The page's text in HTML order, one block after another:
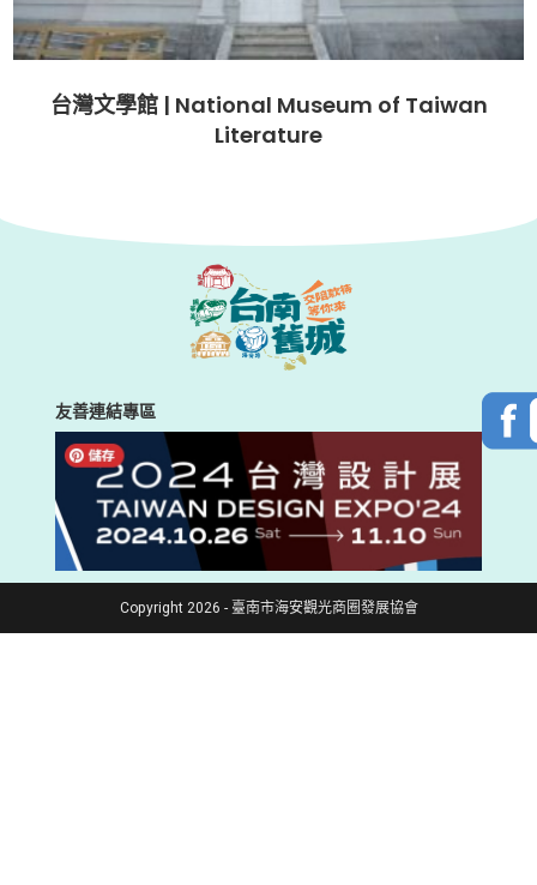
台灣文學館 | National Museum of Taiwan
Literature
友善連結專區
Copyright 2026 - 臺南市海安觀光商圈發展協會